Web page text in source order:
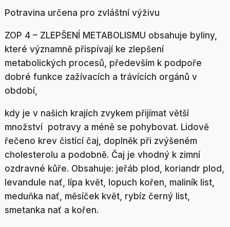
Potravina určena pro zvláštní výživu
ZOP 4 – ZLEPŠENÍ METABOLISMU obsahuje byliny,
které významně přispívají ke zlepšení
metabolických procesů, především k podpoře
dobré funkce zažívacích a trávících orgánů v
období,
kdy je v našich krajích zvykem přijímat větší
množství potravy a méně se pohybovat. Lidově
řečeno krev čistící čaj, doplněk při zvýšeném
cholesterolu a podobně. Čaj je vhodný k zimní
ozdravné kůře. Obsahuje: jeřáb plod, koriandr plod,
levandule nať, lípa květ, lopuch kořen, maliník list,
meduňka nať, měsíček květ, rybíz černý list,
smetanka nať a kořen.